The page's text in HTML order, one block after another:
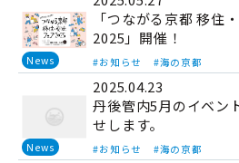
News
「つながる京都 移住
2025」開催！
#お知らせ #海の京都
2025.04.23
News
丹後管内5月のイベン
せします。
#お知らせ #海の京都